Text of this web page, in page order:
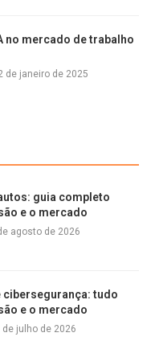
no mercado de trabalho
de janeiro de 2025
guia completo
e o mercado
agosto de 2026
cibersegurança: tudo
e o mercado
de julho de 2026